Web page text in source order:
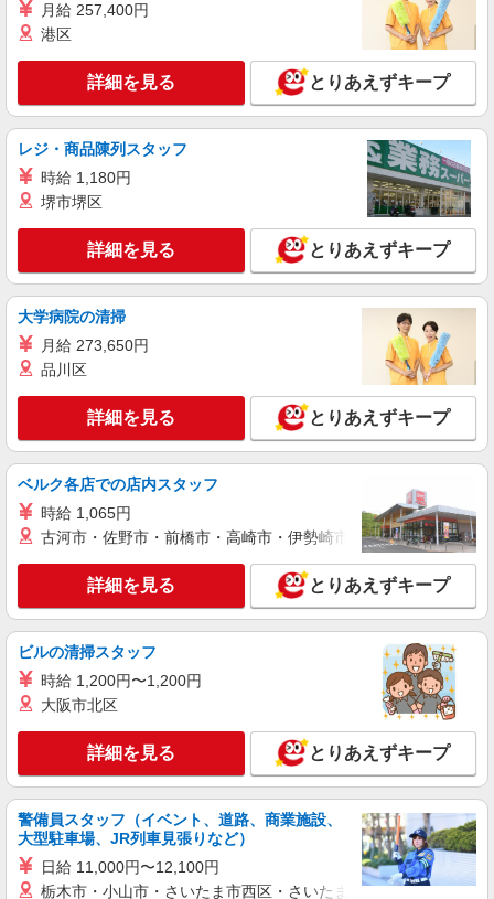
派遣社員
株式会社kotrio /●SW-H2-2115035
狛江駅⇒キレイな病院で介護補助/事務作業な
ど
時給1650円〜2312円 ＜日払い有/週払い有/交
詳細を見る
株式会社kotrio /●SW-H2-1816757
シニア向けマンションで見守り・食事配膳など
時給1650円〜2312円 ＜日払い有/週払い有/交
東京都狛江市 ※最寄り駅：狛江
キープ 詳細を見る
派遣社員
株式会社kotrio /●SW-H2-1515203
【狛江駅近く】障がい者の自立支援★軽作業の
見守りなど
時給1650円〜2312円 ＜日払い有/週払い有/交
通費全支給(ガソリン代含む)＞
キープ 詳細を見る
株式会社ミライエ
介護/介護付有料老人ホーム
時給：1,650円〜1,700円 フルシフト可能な介
護福祉士：1,700円 □月収例 時給1,700円、日勤帯
週5日勤務、介護福祉士の場合 時給1,700円×168時
間＝285,600円 ※上記は介護福祉士保有者の場
狛江市
月給 257,400円
港区
詳細を見る とりあえずキープ
レジ・商品陳列スタッフ
時給 1,180円
堺市堺区
詳細を見る とりあえずキープ
大学病院の清掃
月給 273,650円
品川区
詳細を見る とりあえずキープ
ベルク各店での店内スタッフ
時給 1,065円
古河市・佐野市・前橋市・高崎市・伊勢崎市・太田市・館林市
詳細を見る とりあえずキープ
ビルの清掃スタッフ
時給 1,200円〜1,200円
大阪市北区
詳細を見る とりあえずキープ
警備員スタッフ（イベント、道路、商業施設、
大型駐車場、JR列車見張りなど）
日給 11,000円〜12,100円
栃木市・小山市・さいたま市西区・さいたま市岩槻区・久喜市・